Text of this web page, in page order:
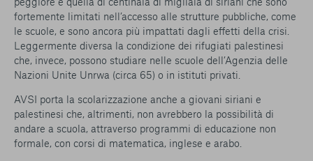
fortemente limitati nell’accesso alle strutture pubbliche, come
le scuole, e sono ancora più impattati dagli effetti della crisi.
Leggermente diversa la condizione dei rifugiati palestinesi
che, invece, possono studiare nelle scuole dell’Agenzia delle
Nazioni Unite Unrwa (circa 65) o in istituti privati.
AVSI porta la scolarizzazione anche a giovani siriani e
palestinesi che, altrimenti, non avrebbero la possibilità di
andare a scuola, attraverso programmi di educazione non
formale, con corsi di matematica, inglese e arabo.